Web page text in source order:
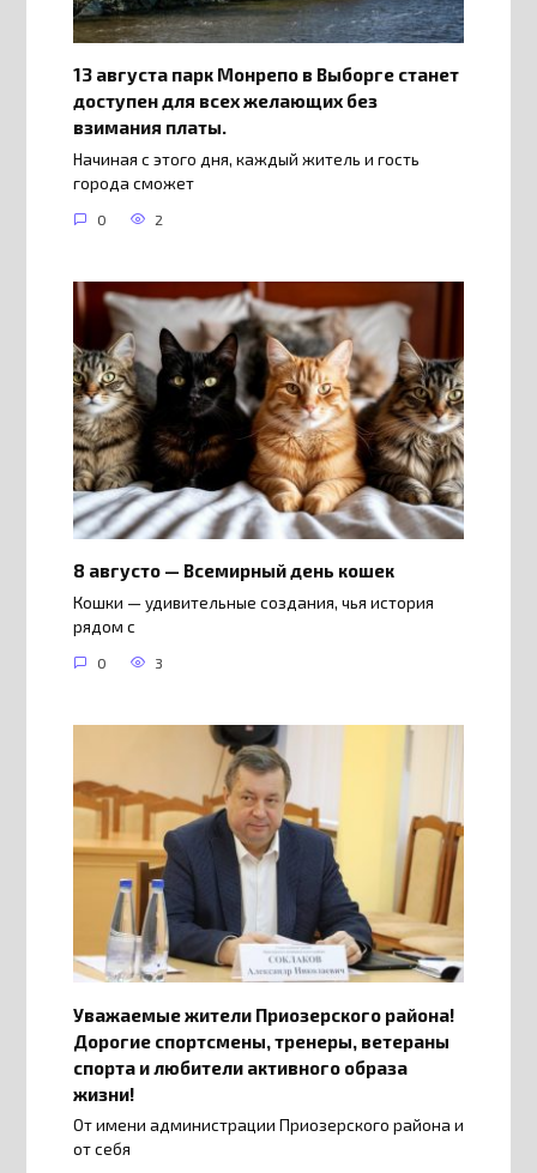
13 августа парк Монрепо в Выборге станет
доступен для всех желающих без
взимания платы.
Начиная с этого дня, каждый житель и гость
города сможет
0 2
8 августо — Всемирный день кошек
Кошки — удивительные создания, чья история
рядом с
0 3
Уважаемые жители Приозерского района!
Дорогие спортсмены, тренеры, ветераны
спорта и любители активного образа
жизни!
От имени администрации Приозерского района и
от себя